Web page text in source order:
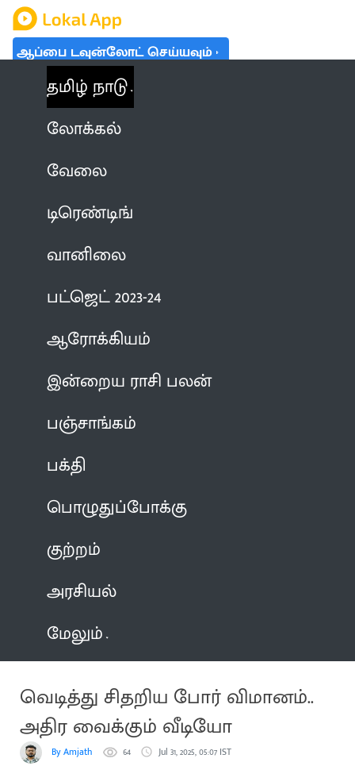
ஆப்பை டவுன்லோட் செய்யவும்
தமிழ் நாடு
லோக்கல்
வேலை
டிரெண்டிங்
வானிலை
பட்ஜெட் 2023-24
ஆரோக்கியம்
இன்றைய ராசி பலன்
பஞ்சாங்கம்
பக்தி
பொழுதுப்போக்கு
குற்றம்
அரசியல்
மேலும்
வெடித்து சிதறிய போர் விமானம்..
அதிர வைக்கும் வீடியோ
By Amjath 64 Jul 31, 2025, 05:07 IST